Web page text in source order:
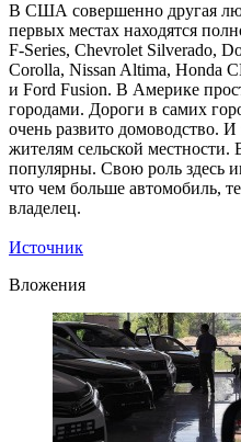
В США совершенно другая
первых местах находятся
F-Series, Сhevrolet Silverado,
Corolla, Nissan Altima, Honda
и Ford Fusion. В Америке
городами. Дороги в самих
очень развито домоводство. И
жителям сельской
популярны. Свою роль здесь
что чем больше автомобиль,
владелец.
Источник
Вложения